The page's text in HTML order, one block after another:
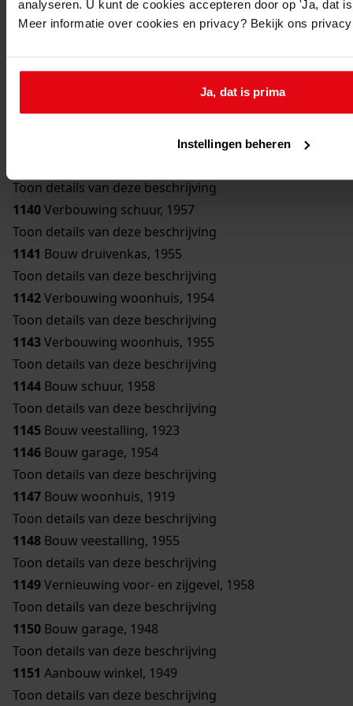
analyseren. U kunt de cookies accepteren door op 'Ja, dat
Meer informatie over cookies en privacy? Bekijk ons
Ja, dat is prima
Instellingen beheren
Toon details van deze beschrijving
1136Bouw bergplaats, 1950
Toon details van deze beschrijving
1137Bouw schuur, 1951
Toon details van deze beschrijving
Toon details van deze beschrijving
Toon details van deze beschrijving
1140Verbouwing schuur, 1957
Toon details van deze beschrijving
1141 Bouw druivenkas, 1955
Toon details van deze beschrijving
1142Verbouwing woonhuis, 1954
Toon details van deze beschrijving
1143Verbouwing woonhuis, 1955
Toon details van deze beschrijving
1144 Bouw schuur, 1958
Toon details van deze beschrijving
1145 Bouw veestalling, 1923
1146 Bouw garage, 1954
Toon details van deze beschrijving
1147 Bouw woonhuis, 1919
Toon details van deze beschrijving
1148 Bouw veestalling, 1955
Toon details van deze beschrijving
1149Vernieuwing voor- en zijgevel, 1958
Toon details van deze beschrijving
1150 Bouw garage, 1948
Toon details van deze beschrijving
1151 Aanbouw winkel, 1949
Toon details van deze beschrijving